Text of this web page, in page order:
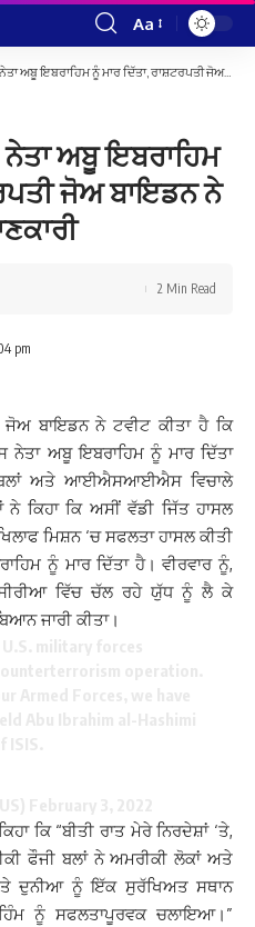
Font
Resizer
Aa
ਨੂੰ ਮਾਰ ਦਿੱਤਾ, ਰਾਸ਼ਟਰਪਤੀ ਜੋਅ ਬਾਇਡਨ ਨੇ ਟਵੀਟ ਕਰਕੇ ਦਿੱਤੀ ਜਾਣਕਾਰੀ
ਅਬੂ ਇਬਰਾਹਿਮ
ਜੋਅ ਬਾਇਡਨ ਨੇ
pm
2 Min Read
ਜੋਅ ਬਾਇਡਨ ਨੇ ਟਵੀਟ ਕੀਤਾ ਹੈ ਕਿ
ਅਬੂ ਇਬਰਾਹਿਮ ਨੂੰ ਮਾਰ ਦਿੱਤਾ
ਬਲਾਂ ਅਤੇ ਆਈਐਸਆਈਐਸ ਵਿਚਾਲੇ
ਕਿਹਾ ਕਿ ਅਸੀਂ ਵੱਡੀ ਜਿੱਤ ਹਾਸਲ
ਮਿਸ਼ਨ ‘ਚ ਸਫਲਤਾ ਹਾਸਲ ਕੀਤੀ
ਨੂੰ ਮਾਰ ਦਿੱਤਾ ਹੈ। ਵੀਰਵਾਰ ਨੂੰ,
ਵਿੱਚ ਚੱਲ ਰਹੇ ਯੁੱਧ ਨੂੰ ਲੈ ਕੇ
ਜਾਰੀ ਕੀਤਾ।
ਕਿ “ਬੀਤੀ ਰਾਤ ਮੇਰੇ ਨਿਰਦੇਸ਼ਾਂ ‘ਤੇ,
ਫੌਜੀ ਬਲਾਂ ਨੇ ਅਮਰੀਕੀ ਲੋਕਾਂ ਅਤੇ
ਦੁਨੀਆ ਨੂੰ ਇੱਕ ਸੁਰੱਖਿਅਤ ਸਥਾਨ
ਨੂੰ ਸਫਲਤਾਪੂਰਵਕ ਚਲਾਇਆ।”